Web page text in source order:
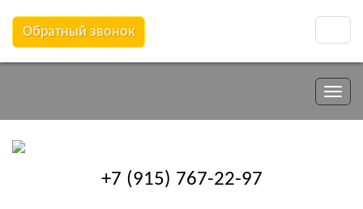
Обратный звонок
Toggle
+7 (915) 767-22-97